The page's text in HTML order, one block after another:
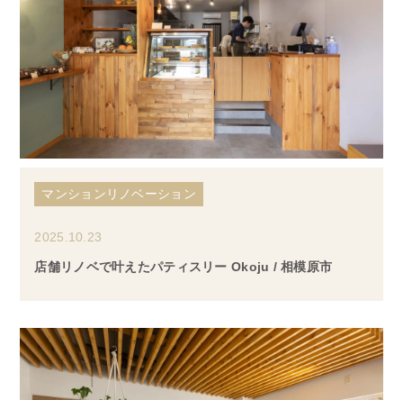
マンションリノベーション
2025.10.23
店舗リノベで叶えたパティスリー Okoju / 相模原市